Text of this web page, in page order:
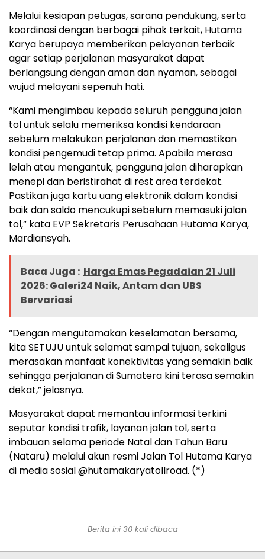
Melalui kesiapan petugas, sarana pendukung, serta
koordinasi dengan berbagai pihak terkait, Hutama
Karya berupaya memberikan pelayanan terbaik
agar setiap perjalanan masyarakat dapat
berlangsung dengan aman dan nyaman, sebagai
wujud melayani sepenuh hati.
“Kami mengimbau kepada seluruh pengguna jalan
tol untuk selalu memeriksa kondisi kendaraan
sebelum melakukan perjalanan dan memastikan
kondisi pengemudi tetap prima. Apabila merasa
lelah atau mengantuk, pengguna jalan diharapkan
menepi dan beristirahat di rest area terdekat.
Pastikan juga kartu uang elektronik dalam kondisi
baik dan saldo mencukupi sebelum memasuki jalan
tol,” kata EVP Sekretaris Perusahaan Hutama Karya,
Mardiansyah.
Baca Juga : Harga Emas Pegadaian 21 Juli
2026: Galeri24 Naik, Antam dan UBS
Bervariasi
“Dengan mengutamakan keselamatan bersama,
kita SETUJU untuk selamat sampai tujuan, sekaligus
merasakan manfaat konektivitas yang semakin baik
sehingga perjalanan di Sumatera kini terasa semakin
dekat,” jelasnya.
Masyarakat dapat memantau informasi terkini
seputar kondisi trafik, layanan jalan tol, serta
imbauan selama periode Natal dan Tahun Baru
(Nataru) melalui akun resmi Jalan Tol Hutama Karya
di media sosial @hutamakaryatollroad. (*)
Berita ini 30 kali dibaca